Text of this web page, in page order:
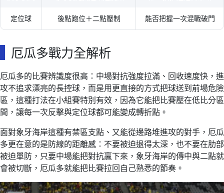
定位球 後點跑位＋二點壓制 能否把握一次混戰破門
厄瓜多戰力全解析
厄瓜多的比賽辨識度很高：中場對抗強度拉滿、回收速度快，進
攻不追求漂亮的長控球，而是用更直接的方式把球送到前場危險
區，這種打法在小組賽特別有效，因為它能把比賽壓在低比分區
間，讓每一次反擊與定位球都可能變成轉折點。
面對象牙海岸這種有禁區支點、又能從邊路堆進攻的對手，厄瓜
多更在意的是防線的距離感：不要被迫退得太深，也不要在肋部
被迫單防，只要中場能把對抗贏下來，象牙海岸的傳中與二點就
會被切斷，厄瓜多就能把比賽拉回自己熟悉的節奏。